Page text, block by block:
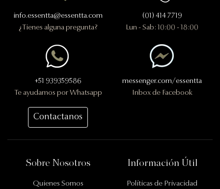
info.essentta@essentta.com
¿Tienes alguna pregunta?
(01) 414 7719
Lun - Sab: 10:00 - 18:00
+51 939359586
Te ayudamos por Whatsapp
messenger.com/essentta
Inbox de Facebook
Contactanos
Información Importante
Sobre Nosotros
Quienes Somos
Información Útil
Políticas de Privacidad